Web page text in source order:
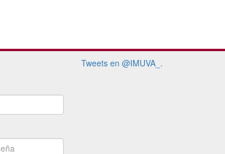
Tweets en @IMUVA_.